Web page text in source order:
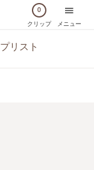
0
クリップ メニュー
リスト